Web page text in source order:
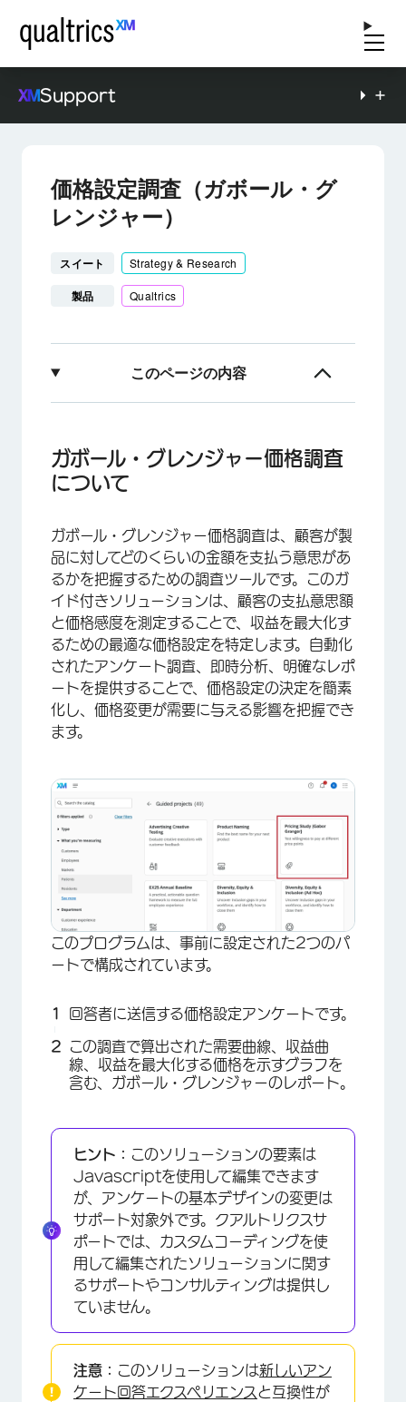
Support
価格設定調査（ガボール・グ
レンジャー）
スイート Strategy & Research
製品 Qualtrics
このページの内容
Gabor-Granger分析とは？
ガボール・グレンジャー価格調査の作成
レポートとダッシュボード
価格データの計算
ガボール・グレンジャー価格調査
について
ガボール・グレンジャー価格調査は、顧客が製
品に対してどのくらいの金額を支払う意思があ
るかを把握するための調査ツールです。このガ
イド付きソリューションは、顧客の支払意思額
と価格感度を測定することで、収益を最大化す
るための最適な価格設定を特定します。自動化
されたアンケート調査、即時分析、明確なレポ
ートを提供することで、価格設定の決定を簡素
化し、価格変更が需要に与える影響を把握でき
ます。
このプログラムは、事前に設定された2つのパ
ートで構成されています。
回答者に送信する価格設定アンケートです。
この調査で算出された需要曲線、収益曲
線、収益を最大化する価格を示すグラフを
含む、ガボール・グレンジャーのレポート。
ヒント： このソリューションの要素は
Javascriptを使用して編集できます
が、アンケートの基本デザインの変更は
サポート対象外です。クアルトリクスサ
ポートでは、カスタムコーディングを使
用して編集されたソリューションに関す
るサポートやコンサルティングは提供し
ていません。
注意： このソリューションは新しいアン
ケート回答エクスペリエンス と互換性が